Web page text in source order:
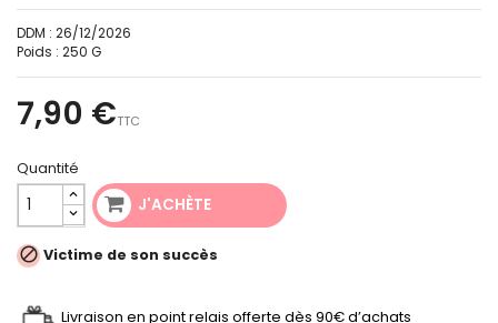
DDM : 26/12/2026
Poids : 250 G
7,90 €TTC
Quantité
J'ACHÈTE
 Victime de son succès
Livraison en point relais offerte dès 90€ d’achats